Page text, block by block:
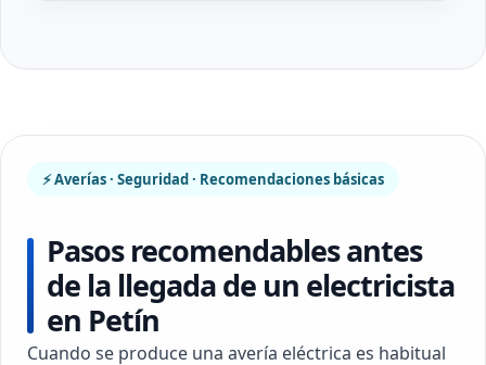
⚡ Averías · Seguridad · Recomendaciones básicas
Pasos recomendables antes
de la llegada de un electricista
en Petín
Cuando se produce una avería eléctrica es habitual